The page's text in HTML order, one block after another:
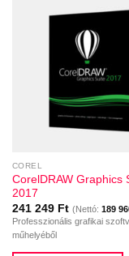
COREL
CorelDRAW Graphics
2017
241 249 Ft (Nettó: 189
Professzionális grafikai
műhelyéből